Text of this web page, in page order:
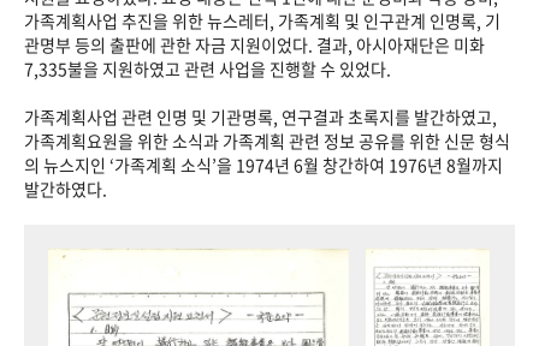
가족계획사업 추진을 위한 뉴스레터, 가족계획 및 인구관계 인명록, 기
관명부 등의 출판에 관한 자금 지원이었다. 결과, 아시아재단은 미화
7,335불을 지원하였고 관련 사업을 진행할 수 있었다.
가족계획사업 관련 인명 및 기관명록, 연구결과 초록지를 발간하였고,
가족계획요원을 위한 소식과 가족계획 관련 정보 공유를 위한 신문 형식
의 뉴스지인 ‘가족계획 소식’을 1974년 6월 창간하여 1976년 8월까지
발간하였다.